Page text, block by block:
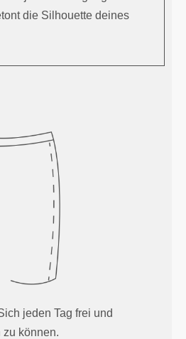
die Silhouette deines
jeden Tag frei und
zu können.